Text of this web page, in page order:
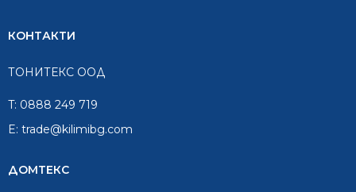
КОНТАКТИ
ТОНИТЕКС ООД
T: 0888 249 719
E: trade@kilimibg.com
ДОМТЕКС